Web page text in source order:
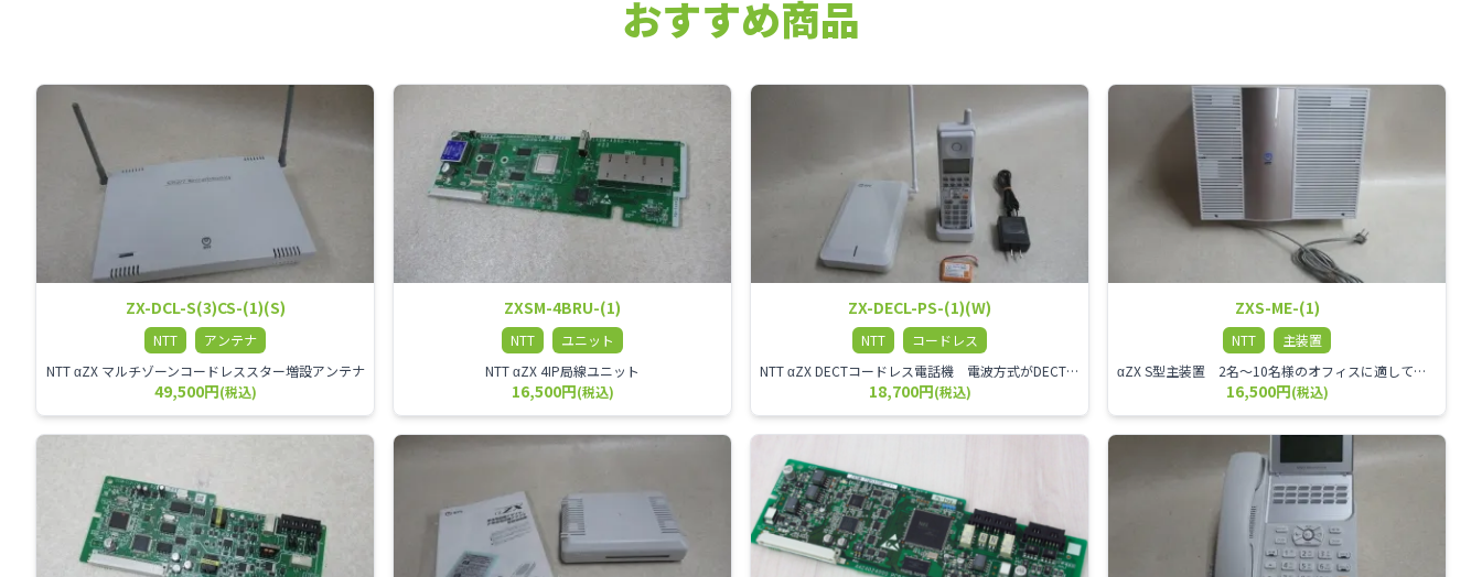
おすすめ商品
ZX-DCL-S(3)CS-(1)(S)
NTT
アンテナ
NTT αZX マルチゾーンコードレススター増設アンテナ
49,500円(税込)
ZXSM-4BRU-(1)
NTT
ユニット
NTT αZX 4IP局線ユニット
16,500円(税込)
ZX-DECL-PS-(1)(W)
NTT
コードレス
NTT αZX DECTコードレス電話機 電波方式がDECTで、 防水機能（IPX4:あらゆる方向からの水の飛まつを受けても有害な影響を受けない。)を備えた 接続装置と子機の一対シングルゾーンコードレスです。
18,700円(税込)
ZXS-ME-(1)
NTT
主装置
αZX S型主装置 2名～10名様のオフィスに適しております。
16,500円(税込)